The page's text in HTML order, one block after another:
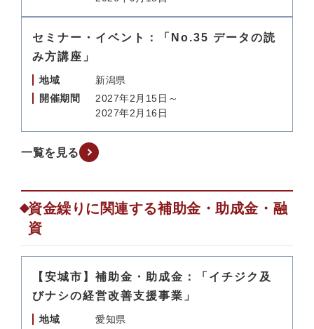
セミナー・イベント：「No.35 データの読
み方講座」
地域
新潟県
開催期間
2027年2月15日～
2027年2月16日
一覧を見る
資金繰りに関連する補助金・助成金・融
資
【安城市】補助金・助成金：「イチジク及
びナシの経営改善支援事業」
地域 愛知県